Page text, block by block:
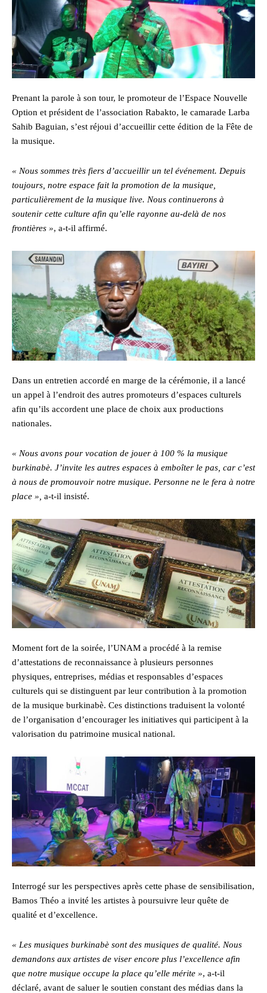
Prenant la parole à son tour, le promoteur de l’Espace Nouvelle
Option et président de l’association Rabakto, le camarade Larba
Sahib Baguian, s’est réjoui d’accueillir cette édition de la Fête de
la musique.
« Nous sommes très fiers d’accueillir un tel événement. Depuis
toujours, notre espace fait la promotion de la musique,
particulièrement de la musique live. Nous continuerons à
soutenir cette culture afin qu’elle rayonne au-delà de nos
frontières », a-t-il affirmé.
Dans un entretien accordé en marge de la cérémonie, il a lancé
un appel à l’endroit des autres promoteurs d’espaces culturels
afin qu’ils accordent une place de choix aux productions
nationales.
« Nous avons pour vocation de jouer à 100 % la musique
burkinabè. J’invite les autres espaces à emboîter le pas, car c’est
à nous de promouvoir notre musique. Personne ne le fera à notre
place », a-t-il insisté.
Moment fort de la soirée, l’UNAM a procédé à la remise
d’attestations de reconnaissance à plusieurs personnes
physiques, entreprises, médias et responsables d’espaces
culturels qui se distinguent par leur contribution à la promotion
de la musique burkinabè. Ces distinctions traduisent la volonté
de l’organisation d’encourager les initiatives qui participent à la
valorisation du patrimoine musical national.
Interrogé sur les perspectives après cette phase de sensibilisation,
Bamos Théo a invité les artistes à poursuivre leur quête de
qualité et d’excellence.
« Les musiques burkinabè sont des musiques de qualité. Nous
demandons aux artistes de viser encore plus l’excellence afin
que notre musique occupe la place qu’elle mérite », a-t-il
déclaré, avant de saluer le soutien constant des médias dans la